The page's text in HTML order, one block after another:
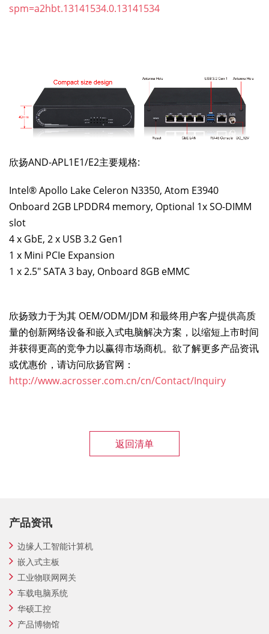
spm=a2hbt.13141534.0.13141534
欣扬AND-APL1E1/E2主要规格:
Intel® Apollo Lake Celeron N3350, Atom E3940
Onboard 2GB LPDDR4 memory, Optional 1x SO-DIMM
slot
4 x GbE, 2 x USB 3.2 Gen1
1 x Mini PCIe Expansion
1 x 2.5" SATA 3 bay, Onboard 8GB eMMC
欣扬致力于为其 OEM/ODM/JDM 和最终用户客户提供高质
量的创新网络设备和嵌入式电脑解决方案，以缩短上市时间
并获得更高的竞争力以赢得市场商机。欲了解更多产品资讯
或优惠价，请访问欣扬官网：
http://www.acrosser.com.cn/cn/Contact/Inquiry
返回清单
产品资讯
边缘人工智能计算机
嵌入式主板
工业物联网网关
车载电脑系统
华硕工控
产品博物馆